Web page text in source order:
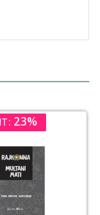
23%